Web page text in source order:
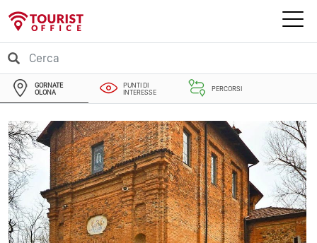
GORNATE
OLONA
PUNTI DI
INTERESSE
PERCORSI